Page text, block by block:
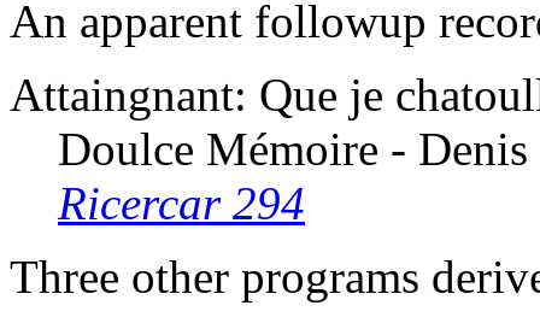
An apparent followup
Attaingnant: Que je
Doulce Mémoire -
Ricercar 294
Three other programs